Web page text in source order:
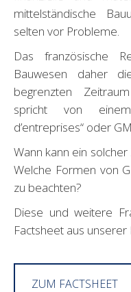
mittelständische
selten vor Probleme.
Das französische
Bauwesen daher
begrenzten
spricht von
d’entreprises“ oder
Wann kann ein
Welche Formen von
zu beachten?
Diese und weitere
Factsheet aus unserer
ZUM FACTSHEET